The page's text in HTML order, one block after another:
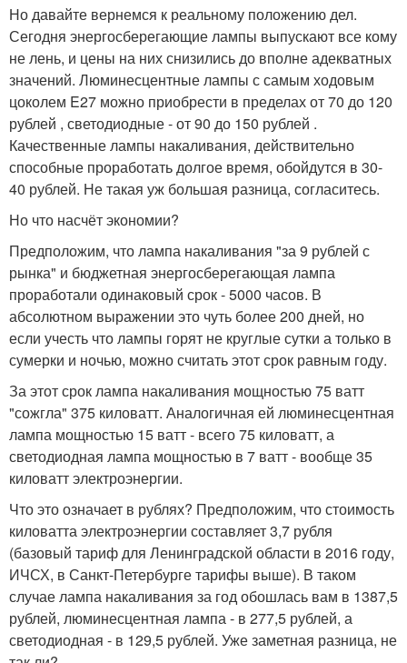
Но давайте вернемся к реальному положению дел.
Сегодня энергосберегающие лампы выпускают все кому
не лень, и цены на них снизились до вполне адекватных
значений. Люминесцентные лампы с самым ходовым
цоколем E27 можно приобрести в пределах от 70 до 120
рублей , светодиодные - от 90 до 150 рублей .
Качественные лампы накаливания, действительно
способные проработать долгое время, обойдутся в 30-
40 рублей. Не такая уж большая разница, согласитесь.
Но что насчёт экономии?
Предположим, что лампа накаливания "за 9 рублей с
рынка" и бюджетная энергосберегающая лампа
проработали одинаковый срок - 5000 часов. В
абсолютном выражении это чуть более 200 дней, но
если учесть что лампы горят не круглые сутки а только в
сумерки и ночью, можно считать этот срок равным году.
За этот срок лампа накаливания мощностью 75 ватт
"сожгла" 375 киловатт. Аналогичная ей люминесцентная
лампа мощностью 15 ватт - всего 75 киловатт, а
светодиодная лампа мощностью в 7 ватт - вообще 35
киловатт электроэнергии.
Что это означает в рублях? Предположим, что стоимость
киловатта электроэнергии составляет 3,7 рубля
(базовый тариф для Ленинградской области в 2016 году,
ИЧСХ, в Санкт-Петербурге тарифы выше). В таком
случае лампа накаливания за год обошлась вам в 1387,5
рублей, люминесцентная лампа - в 277,5 рублей, а
светодиодная - в 129,5 рублей. Уже заметная разница, не